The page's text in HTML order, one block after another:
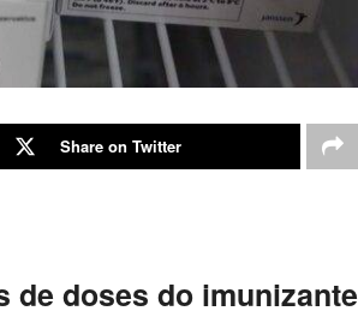
Share on Twitter
de doses do imunizante